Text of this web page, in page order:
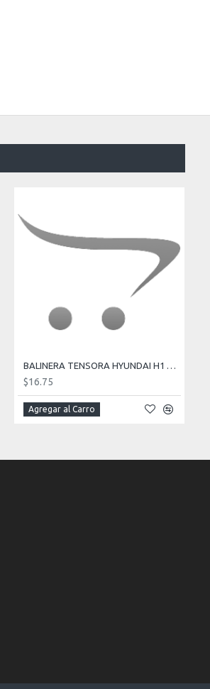
BALINERA TENSORA HYUNDAI H1 H350 2007-2015 2015- H100 2006-2016 2017- H350 2015- 25288-4A010
$16.75
Agregar al Carro